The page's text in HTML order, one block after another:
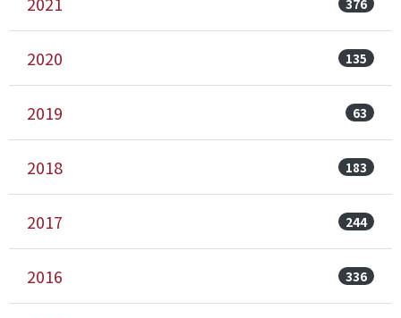
2020 135
2019 63
2018 183
2017 244
2016 336